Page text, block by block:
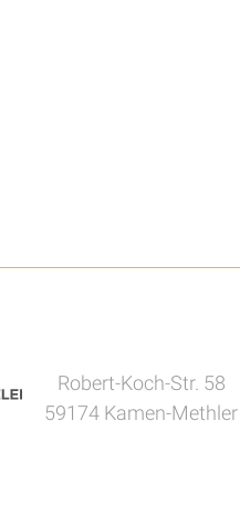
Robert-Koch-Str. 58
59174 Kamen-Methler